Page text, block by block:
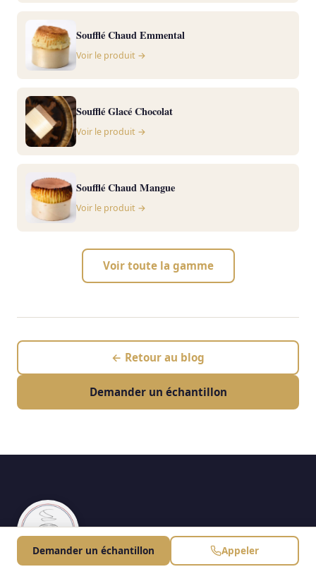
Soufflé Chaud Emmental
Voir le produit →
Soufflé Glacé Chocolat
Voir le produit →
Soufflé Chaud Mangue
Voir le produit →
Voir toute la gamme
← Retour au blog
Demander un échantillon
Demander un échantillon Appeler